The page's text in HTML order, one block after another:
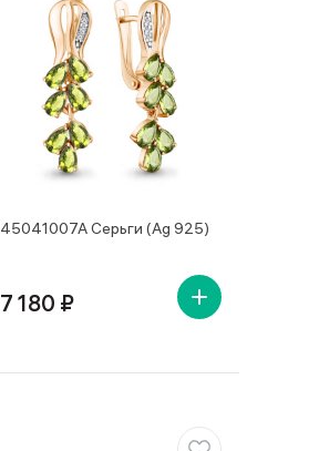
45041007А Серьги (Ag 925)
7 180 ₽